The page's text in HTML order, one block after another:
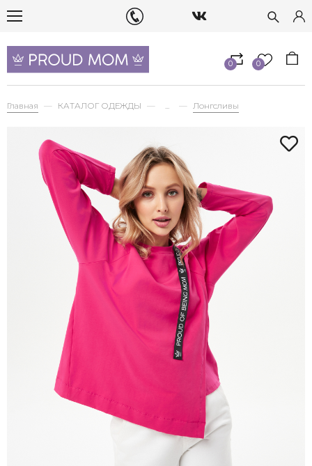
0 0
Главная КАТАЛОГ ОДЕЖДЫ ... Лонгсливы